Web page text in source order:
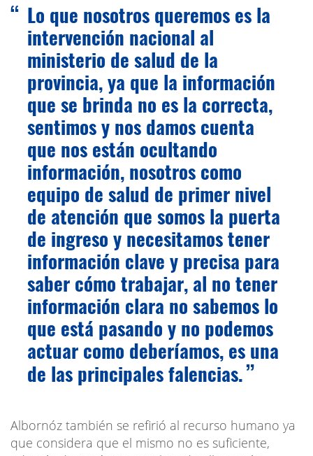
Lo que nosotros queremos es la
intervención nacional al
ministerio de salud de la
provincia, ya que la información
que se brinda no es la correcta,
sentimos y nos damos cuenta
que nos están ocultando
información, nosotros como
equipo de salud de primer nivel
de atención que somos la puerta
de ingreso y necesitamos tener
información clave y precisa para
saber cómo trabajar, al no tener
información clara no sabemos lo
que está pasando y no podemos
actuar como deberíamos, es una
de las principales falencias.
Albornóz también se refirió al recurso humano ya
que considera que el mismo no es suficiente,